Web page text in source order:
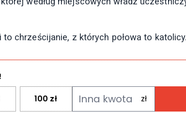
chrześcijanie, z których połowa to katolicy.
100 zł